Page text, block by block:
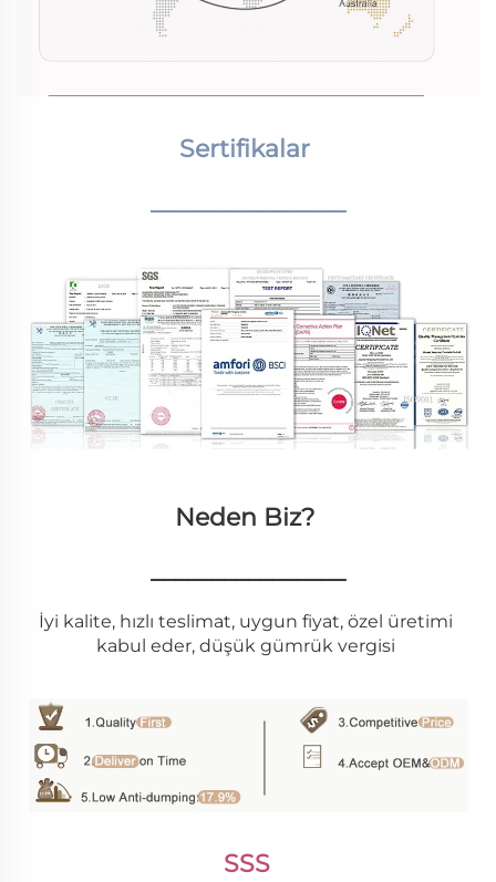
Sertifikalar
________________
Neden Biz?
________________
İyi kalite, hızlı teslimat, uygun fiyat, özel üretimi
kabul eder, düşük gümrük vergisi
SSS